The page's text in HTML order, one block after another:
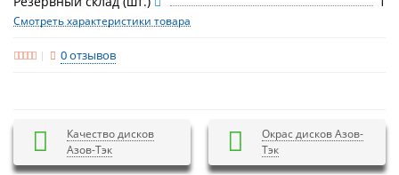
Смотреть характеристики товара
0 отзывов
Качество дисков
Азов-Тэк
Окрас дисков Азов-
Тэк